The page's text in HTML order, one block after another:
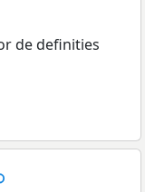
de definities